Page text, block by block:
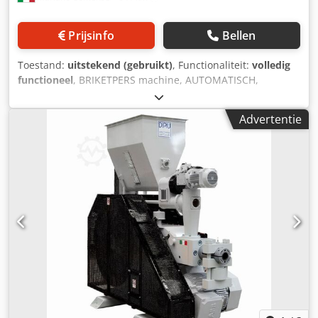
Reserveonderdelen, in overleg ⸻
Toepassingsgebieden: Zagerijen Houtverwerkende
energie & verkoop Locatie: op aanvraag Transport:
organisatie mogelijk, in overleg Prijs: op aanvraag Losse
verkoop of als totaalpakket mogelijk
Prijsinfo Bellen
Toestand: uitstekend (gebruikt), Functionaliteit: volledig
functioneel, BRIKETPERS machine, AUTOMATISCH,
HYDRAULISCH model POR STANDARD gebruikte machine
werkconditie: Uitstekend Brikettsnijsysteem hydraulische
machine CE-keurmerk: Ja capaciteit per uur 60 / 90 kg/h
motor hydraulische pomp: 7,5 PK brikette diameter mm 65
max. lengte briket mm 50 / 300 spanning 380/50 Crsdpfx
Aiew E Iyijvef nettogewicht kg 800 totale afmetingen cm
Advertentie